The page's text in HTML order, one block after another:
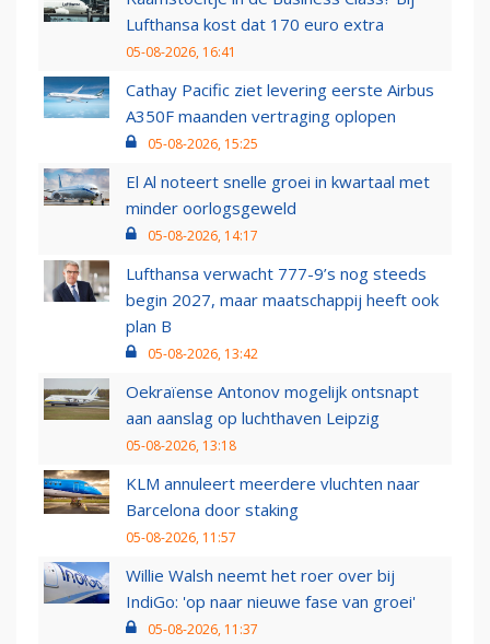
Lufthansa kost dat 170 euro extra
05-08-2026, 16:41
Cathay Pacific ziet levering eerste Airbus
A350F maanden vertraging oplopen
05-08-2026, 15:25
El Al noteert snelle groei in kwartaal met
minder oorlogsgeweld
05-08-2026, 14:17
Lufthansa verwacht 777-9’s nog steeds
begin 2027, maar maatschappij heeft ook
plan B
05-08-2026, 13:42
Oekraïense Antonov mogelijk ontsnapt
aan aanslag op luchthaven Leipzig
05-08-2026, 13:18
KLM annuleert meerdere vluchten naar
Barcelona door staking
05-08-2026, 11:57
Willie Walsh neemt het roer over bij
IndiGo: 'op naar nieuwe fase van groei'
05-08-2026, 11:37